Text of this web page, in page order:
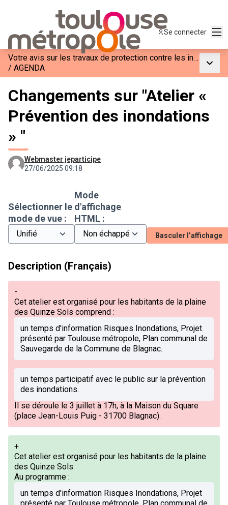
Se connecter
Votre avis sur les travaux de protection contre les inondations à Blagnac
/ AGENDA
Changements sur "Atelier «
Prévention des inondations
» "
Webmaster jeparticipe
27/06/2025 09:18
Sélectionner le
mode de vue :
Mode
d'affichage
HTML :
Basculer l’affichage
Description (Français)
-
Cet atelier est organisé pour les habitants de la plaine
des Quinze Sols comprend :
un temps d'information Risques Inondations, Projet
présenté par Toulouse métropole, Plan communal de
Sauvegarde de la Commune de Blagnac.
un temps participatif avec le public sur la prévention
des inondations.
Il se déroule le 3 juillet à 17h, à la Maison du Square
(place Jean-Louis Puig - 31700 Blagnac).
+
Cet atelier est organisé pour les habitants de la plaine
des Quinze Sols.
Au programme :
un temps d'information Risques Inondations, Projet